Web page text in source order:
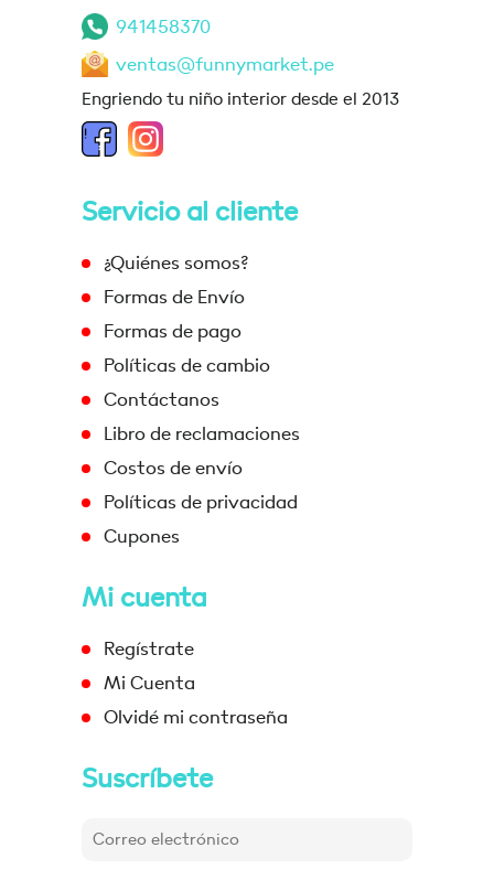
941458370
ventas@funnymarket.pe
Engriendo tu niño interior desde el 2013
Servicio al cliente
¿Quiénes somos?
Formas de Envío
Formas de pago
Políticas de cambio
Contáctanos
Libro de reclamaciones
Costos de envío
Políticas de privacidad
Cupones
Mi cuenta
Regístrate
Mi Cuenta
Olvidé mi contraseña
Suscríbete